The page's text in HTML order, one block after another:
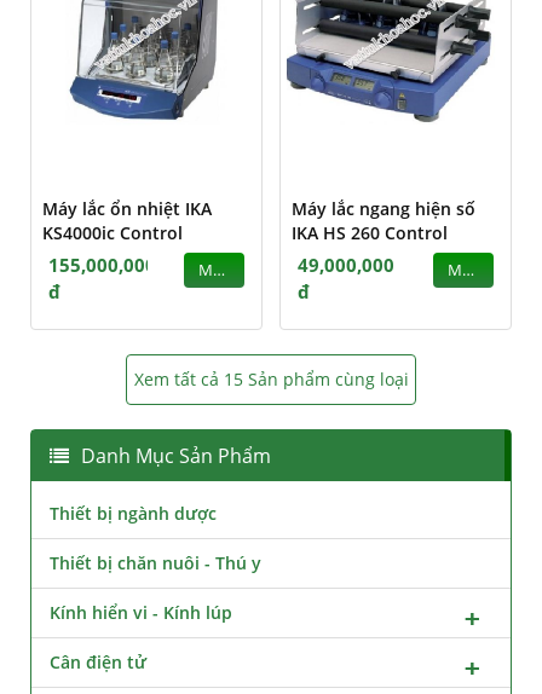
Máy lắc ổn nhiệt IKA
KS4000ic Control
155,000,000
đ
MUA
Máy lắc ngang hiện số
IKA HS 260 Control
49,000,000
đ
MUA
Xem tất cả 15 Sản phẩm cùng loại
Danh Mục Sản Phẩm
Thiết bị ngành dược
Thiết bị chăn nuôi - Thú y
Kính hiển vi - Kính lúp
Cân điện tử